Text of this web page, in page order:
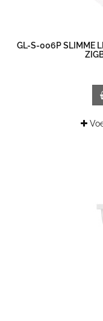
GL-S-006P SLIMME